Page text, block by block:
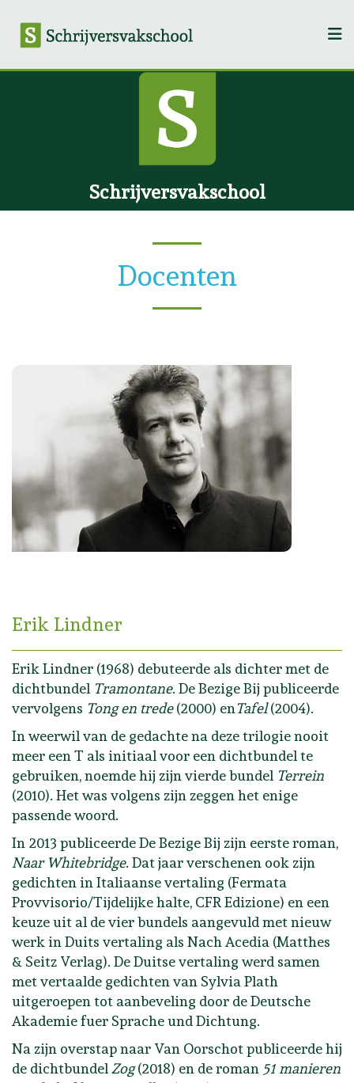
Schrijversvakschool
Docenten
Erik Lindner
Erik Lindner (1968) debuteerde als dichter met de
dichtbundel Tramontane. De Bezige Bij publiceerde
vervolgens Tong en trede(2000) enTafel(2004).
In weerwil van de gedachte na deze trilogie nooit
meer een T als initiaal voor een dichtbundel te
gebruiken, noemde hij zijn vierde bundel Terrein
(2010). Het was volgens zijn zeggen het enige
passende woord.
In 2013 publiceerde De Bezige Bij zijn eerste roman,
Naar Whitebridge. Dat jaar verschenen ook zijn
gedichten in Italiaanse vertaling (Fermata
Provvisorio/Tijdelijke halte, CFR Edizione) en een
keuze uit al de vier bundels aangevuld met nieuw
werk in Duits vertaling als Nach Acedia (Matthes
& Seitz Verlag). De Duitse vertaling werd samen
met vertaalde gedichten van Sylvia Plath
uitgeroepen tot aanbeveling door de Deutsche
Akademie fuer Sprache und Dichtung.
Na zijn overstap naar Van Oorschot publiceerde hij
de dichtbundel Zog(2018) en de roman 51 manieren